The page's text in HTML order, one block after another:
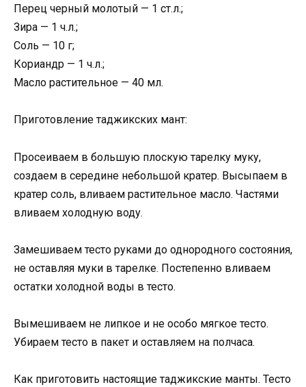
Перец черный молотый — 1 ст.л.;
Зира — 1 ч.л.;
Соль — 10 г;
Кориандр — 1 ч.л.;
Масло растительное — 40 мл.
Приготовление таджикских мант:
Просеиваем в большую плоскую тарелку муку,
создаем в середине небольшой кратер. Высыпаем в
кратер соль, вливаем растительное масло. Частями
вливаем холодную воду.
Замешиваем тесто руками до однородного состояния,
не оставляя муки в тарелке. Постепенно вливаем
остатки холодной воды в тесто.
Вымешиваем не липкое и не особо мягкое тесто.
Убираем тесто в пакет и оставляем на полчаса.
Как приготовить настоящие таджикские манты. Тесто